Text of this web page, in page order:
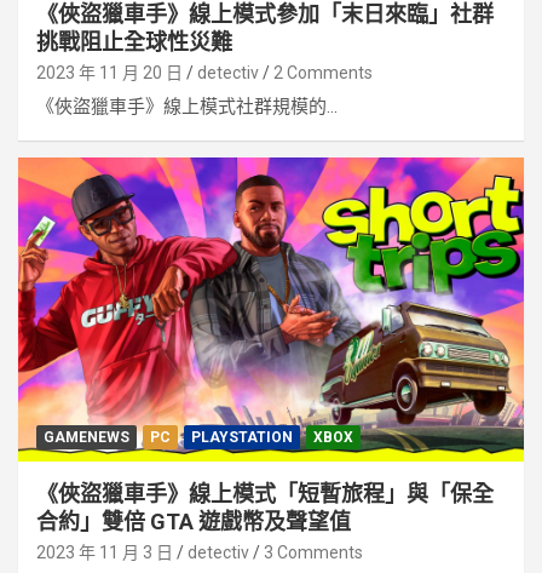
《俠盜獵車手》線上模式參加「末日來臨」社群
挑戰阻止全球性災難
2023 年 11 月 20 日 detectiv 2 Comments
《俠盜獵車手》線上模式社群規模的...
GAMENEWS PC PLAYSTATION XBOX
《俠盜獵車手》線上模式「短暫旅程」與「保全
合約」雙倍 GTA 遊戲幣及聲望值
2023 年 11 月 3 日 detectiv 3 Comments